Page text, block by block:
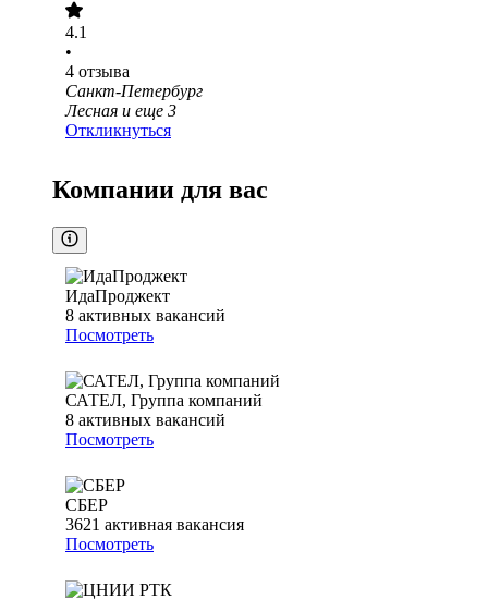
4.1
•
4 отзыва
Санкт-Петербург
Лесная и еще 3
Откликнуться
Компании для вас
ИдаПроджект
8 активных вакансий
Посмотреть
САТЕЛ, Группа компаний
8 активных вакансий
Посмотреть
СБЕР
3621 активная вакансия
Посмотреть